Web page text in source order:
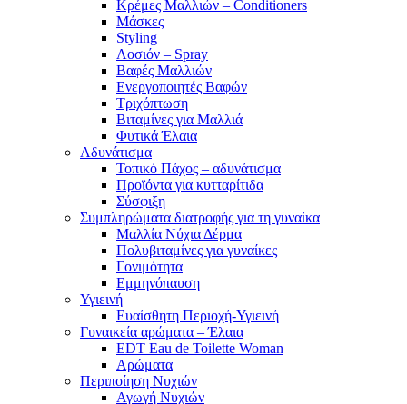
Κρέμες Μαλλιών – Conditioners
Μάσκες
Styling
Λοσιόν – Spray
Βαφές Μαλλιών
Ενεργοποιητές Βαφών
Τριχόπτωση
Βιταμίνες για Μαλλιά
Φυτικά Έλαια
Αδυνάτισμα
Τοπικό Πάχος – αδυνάτισμα
Προϊόντα για κυτταρίτιδα
Σύσφιξη
Συμπληρώματα διατροφής για τη γυναίκα
Μαλλία Νύχια Δέρμα
Πολυβιταμίνες για γυναίκες
Γονιμότητα
Εμμηνόπαυση
Υγιεινή
Ευαίσθητη Περιοχή-Υγιεινή
Γυναικεία αρώματα – Έλαια
EDT Eau de Toilette Woman
Αρώματα
Περιποίηση Νυχιών
Αγωγή Νυχιών